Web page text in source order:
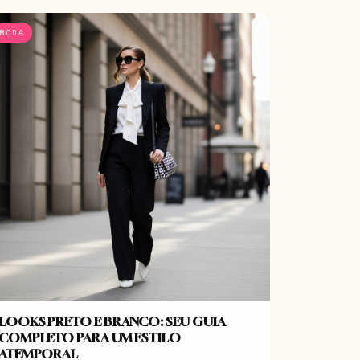
MODA
PRETO E BRANCO: SEU GUIA
PARA UM ESTILO